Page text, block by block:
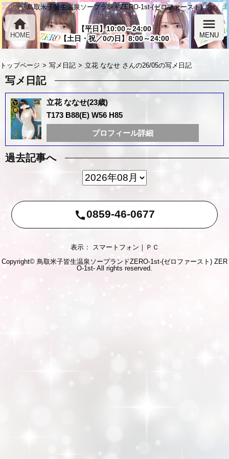
鳥取米子皆生温泉ソープランドZERO-1st-(ゼロファースト)
【平日】10:00～24:00
【土日・祝／0の日】8:00～24:00
home
HOME
menu
MENU
トップページ 写メ日記 立花 ななせ さんの26/05の写メ日記
写メ日記
立花 ななせ(23歳)
T173 B88(E) W56 H85
プロフィール詳細
過去記事へ
call0859-46-0677
表示： スマートフォン｜ ＰＣ
Copyright© 鳥取米子皆生温泉ソープランドZERO-1st-(ゼロファースト) ZER
O-1st- All rights reserved.